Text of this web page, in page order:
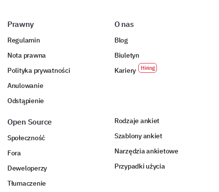
Prawny
Regulamin
Nota prawna
Polityka prywatności
Anulowanie
Odstąpienie
O nas
Blog
Biuletyn
Kariery
Open Source
Społeczność
Fora
Deweloperzy
Tłumaczenie
Rodzaje ankiet
Szablony ankiet
Narzędzia ankietowe
Przypadki użycia